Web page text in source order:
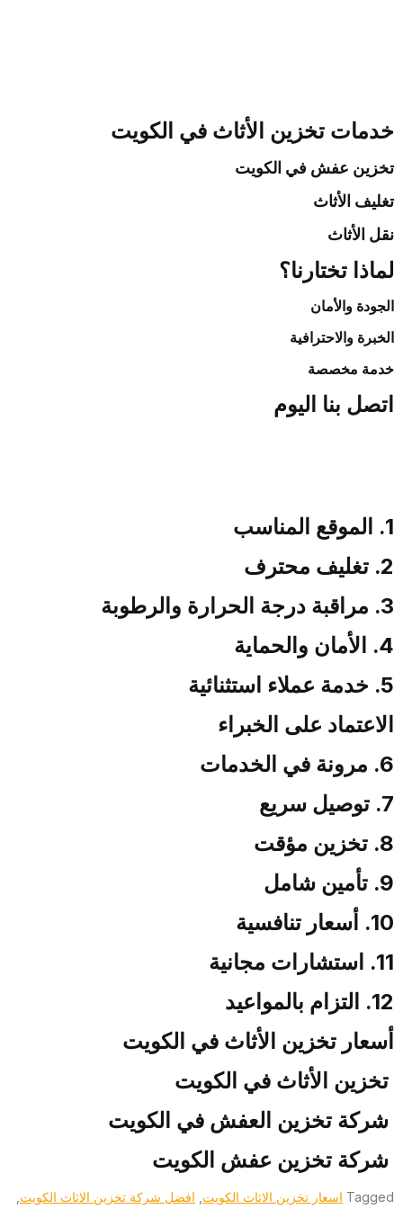
خدمات تخزين الأثاث في الكويت
تخزين عفش في الكويت
تغليف الأثاث
نقل الأثاث
لماذا تختارنا؟
الجودة والأمان
الخبرة والاحترافية
خدمة مخصصة
اتصل بنا اليوم
1. الموقع المناسب
2. تغليف محترف
3. مراقبة درجة الحرارة والرطوبة
4. الأمان والحماية
5. خدمة عملاء استثنائية
الاعتماد على الخبراء
6. مرونة في الخدمات
7. توصيل سريع
8. تخزين مؤقت
9. تأمين شامل
10. أسعار تنافسية
11. استشارات مجانية
12. التزام بالمواعيد
أسعار تخزين الأثاث في الكويت
تخزين الأثاث في الكويت
شركة تخزين العفش في الكويت
شركة تخزين عفش الكويت
Tagged اسعار تخزين الاثاث الكويت افضل شركة تخزين الاثاث الكويت